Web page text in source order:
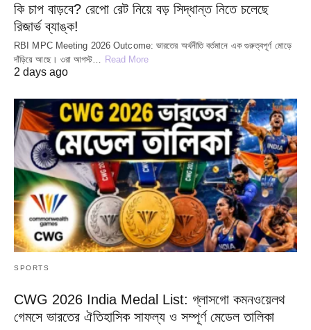
কি চাপ বাড়বে? রেপো রেট নিয়ে বড় সিদ্ধান্ত নিতে চলেছে
রিজার্ভ ব্যাঙ্ক!
RBI MPC Meeting 2026 Outcome: ভারতের অর্থনীতি বর্তমানে এক গুরুত্বপূর্ণ মোড়ে
দাঁড়িয়ে আছে। ৩রা আগস্ট… Read More
2 days ago
SPORTS
CWG 2026 India Medal List: গ্লাসগো কমনওয়েলথ
গেমসে ভারতের ঐতিহাসিক সাফল্য ও সম্পূর্ণ মেডেল তালিকা